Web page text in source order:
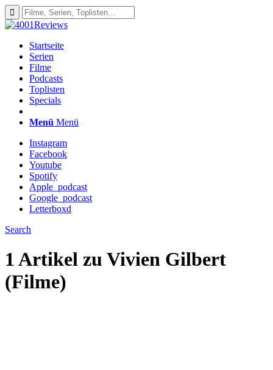
Startseite
Serien
Filme
Podcasts
Toplisten
Specials
Menü Menü
Instagram
Facebook
Youtube
Spotify
Apple_podcast
Google_podcast
Letterboxd
Search
1 Artikel zu Vivien Gilbert
(Filme)